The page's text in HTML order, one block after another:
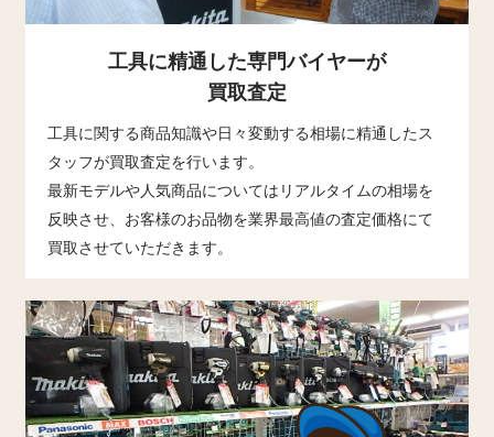
工具に精通した専門バイヤーが
買取査定
工具に関する商品知識や日々変動する相場に精通したス
タッフが買取査定を行います。
最新モデルや人気商品についてはリアルタイムの相場を
反映させ、お客様のお品物を業界最高値の査定価格にて
買取させていただきます。